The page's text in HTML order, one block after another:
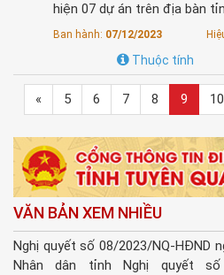
hiện 07 dự án trên địa bàn
Ban hành: 07/12/2023
Thuộc tính
« 5 6 7 8 9 10
VĂN BẢN XEM NHIỀU
Nghị quyết số 08/2023/NQ-HĐND
Nhân dân tỉnh Nghị quyết số